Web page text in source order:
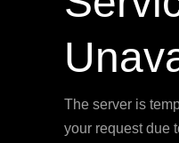
The server is
your request due